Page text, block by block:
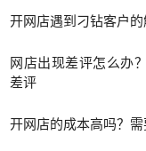
开网店遇到刁钻客户的
网店出现差评怎么办
差评
开网店的成本高吗？需